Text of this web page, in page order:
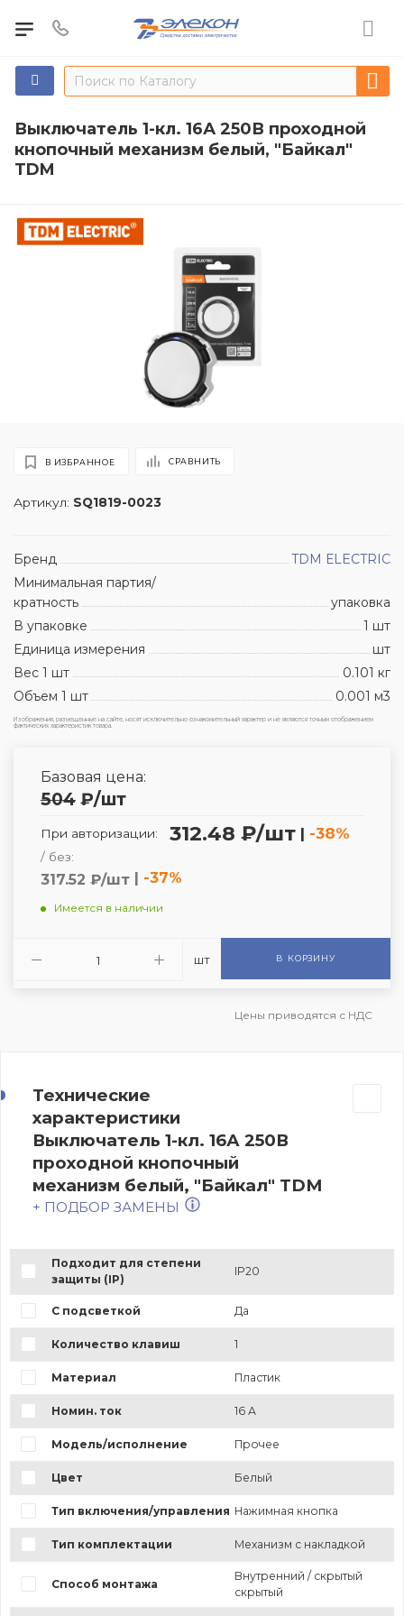
Выключатель 1-кл. 16А 250В проходной
кнопочный механизм белый, "Байкал"
TDM
Артикул: SQ1819-0023
В ИЗБРАННОЕ СРАВНИТЬ
Бренд
TDM ЕLECTRIC
Минимальная партия/
кратность
упаковка
В упаковке
1 шт
Единица измерения
шт
Вес 1 шт
0.101 кг
Объем 1 шт
0.001 м3
Изображения, размещенные на сайте, носят исключительно ознакомительный характер и не являются точным отображением
фактических характеристик товара.
Базовая цена:
504 ₽/шт
При авторизации: 312.48 ₽/шт | -38%
/ без:
317.52 ₽/шт | -37%
Имеется в наличии
шт В КОРЗИНУ
Цены приводятся с НДС
Технические
характеристики
Выключатель 1-кл. 16А 250В
проходной кнопочный
механизм белый, "Байкал" TDM
+ ПОДБОР ЗАМЕНЫ
Подходит для степени
защиты (IP)
IP20
С подсветкой Да
Количество клавиш 1
Материал Пластик
Номин. ток 16 А
Модель/исполнение Прочее
Цвет Белый
Тип включения/управления Нажимная кнопка
Тип комплектации Механизм с накладкой
Способ монтажа
Внутренний / скрытый
скрытый